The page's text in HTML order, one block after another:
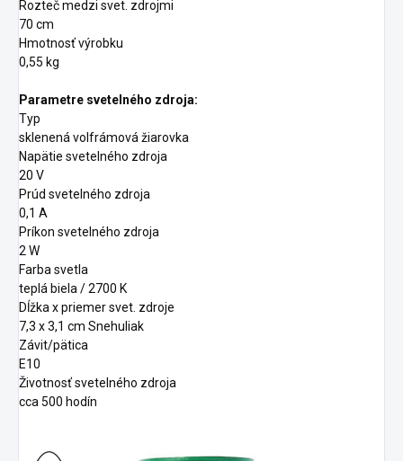
Rozteč medzi svet. zdrojmi
70 cm
Hmotnosť výrobku
0,55 kg
Parametre svetelného zdroja:
Typ
sklenená volfrámová žiarovka
Napätie svetelného zdroja
20 V
Prúd svetelného zdroja
0,1 A
Príkon svetelného zdroja
2 W
Farba svetla
teplá biela / 2700 K
Dĺžka x priemer svet. zdroje
7,3 x 3,1 cm Snehuliak
Závit/pätica
E10
Životnosť svetelného zdroja
cca 500 hodín